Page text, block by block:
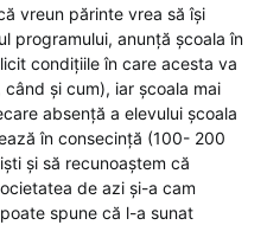
vreun părinte vrea să își
programului, anunță școala în
condițiile în care acesta va
și cum), iar școala mai
absență a elevului școala
în consecință (100- 200
și să recunoaștem că
de azi și-a cam
spune că l-a sunat